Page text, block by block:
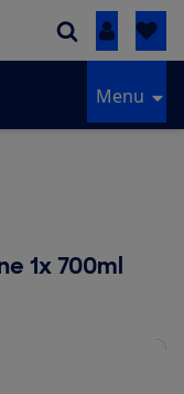
Inloggen
Menu
1x 700ml